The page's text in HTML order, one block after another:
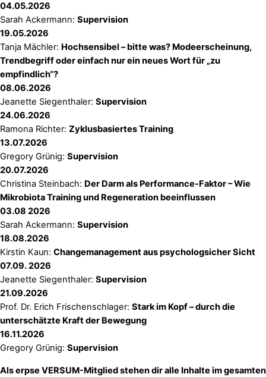
04.05.2026
Sarah Ackermann: Supervision
19.05.2026
Tanja Mächler: Hochsensibel – bitte was? Modeerscheinung,
Trendbegriff oder einfach nur ein neues Wort für „zu
empfindlich“?
08.06.2026
Jeanette Siegenthaler: Supervision
24.06.2026
Ramona Richter: Zyklusbasiertes Training
13.07.2026
Gregory Grünig: Supervision
20.07.2026
Christina Steinbach: Der Darm als Performance-Faktor – Wie
Mikrobiota Training und Regeneration beeinflussen
03.08 2026
Sarah Ackermann: Supervision
18.08.2026
Kirstin Kaun: Changemanagement aus psychologsicher Sicht
07.09. 2026
Jeanette Siegenthaler: Supervision
21.09.2026
Prof. Dr. Erich Frischenschlager: Stark im Kopf – durch die
unterschätzte Kraft der Bewegung
16.11.2026
Gregory Grünig: Supervision
Als erpse VERSUM-Mitglied stehen dir alle Inhalte im gesamten